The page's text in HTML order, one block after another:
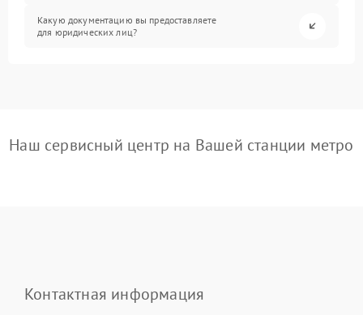
Какую документацию вы предоставляете
для юридических лиц?
Наш сервисный центр на Вашей станции метро
Контактная информация